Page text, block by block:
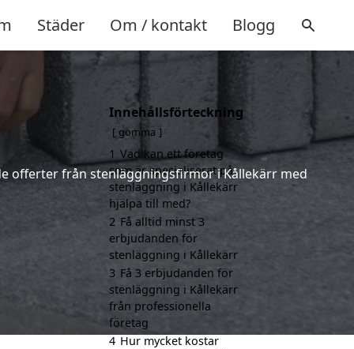
Städer Om / kontakt Blogg
offerter från stenläggningsfirmor i Kållekärr med
Innehållsförteckning
gömma
1 Vad kan ett företag
som är specialiserat på
stenläggning i Kållekärr
hjälpa till med?
2 Få alltid minst 3
erbjudanden för
stenläggning i Kållekärr
3 Få 3 erbjudanden för
stenläggning i Kållekärr
från professionella
företag
4 Hur mycket kostar